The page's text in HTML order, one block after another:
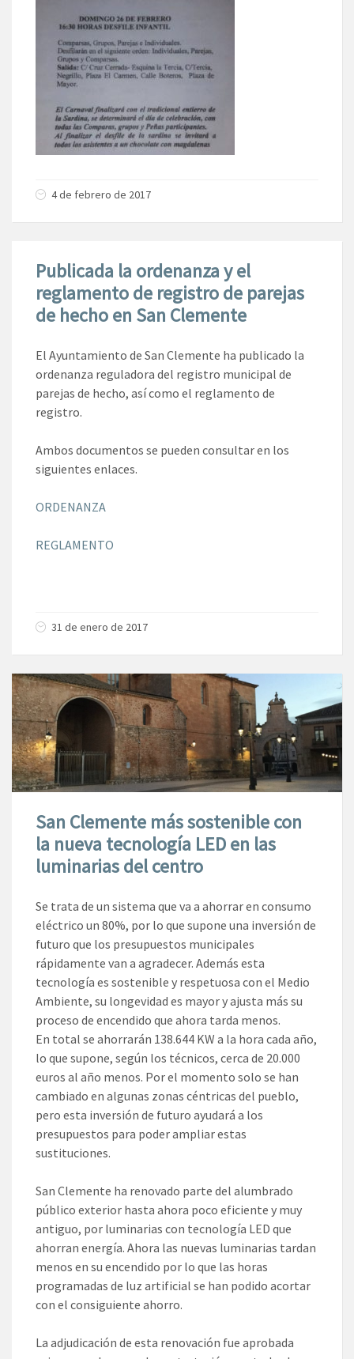
4 de febrero de 2017
Publicada la ordenanza y el
reglamento de registro de parejas
de hecho en San Clemente
El Ayuntamiento de San Clemente ha publicado la
ordenanza reguladora del registro municipal de
parejas de hecho, así como el reglamento de
registro.
Ambos documentos se pueden consultar en los
siguientes enlaces.
ORDENANZA
REGLAMENTO
31 de enero de 2017
San Clemente más sostenible con
la nueva tecnología LED en las
luminarias del centro
Se trata de un sistema que va a ahorrar en consumo
eléctrico un 80%, por lo que supone una inversión de
futuro que los presupuestos municipales
rápidamente van a agradecer. Además esta
tecnología es sostenible y respetuosa con el Medio
Ambiente, su longevidad es mayor y ajusta más su
proceso de encendido que ahora tarda menos.
En total se ahorrarán 138.644 KW a la hora cada año,
lo que supone, según los técnicos, cerca de 20.000
euros al año menos. Por el momento solo se han
cambiado en algunas zonas céntricas del pueblo,
pero esta inversión de futuro ayudará a los
presupuestos para poder ampliar estas
sustituciones.
San Clemente ha renovado parte del alumbrado
público exterior hasta ahora poco eficiente y muy
antiguo, por luminarias con tecnología LED que
ahorran energía. Ahora las nuevas luminarias tardan
menos en su encendido por lo que las horas
programadas de luz artificial se han podido acortar
con el consiguiente ahorro.
La adjudicación de esta renovación fue aprobada